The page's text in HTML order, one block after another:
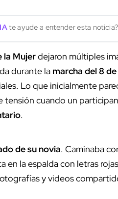
te ayude a entender esta noticia?
la Mujerdejaron múltiples
durante la marcha del 8
Lo que inicialmente
cuando un
.
de su novia. Caminaba
en la espalda con letras
y videos